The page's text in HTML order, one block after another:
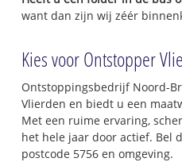
want dan zijn wij zéér
Kies voor Ontstopper
Ontstoppingsbedrijf Noord-
Vlierden en biedt u een
Met een ruime ervaring,
het hele jaar door actief. Bel
postcode 5756 en omgeving.